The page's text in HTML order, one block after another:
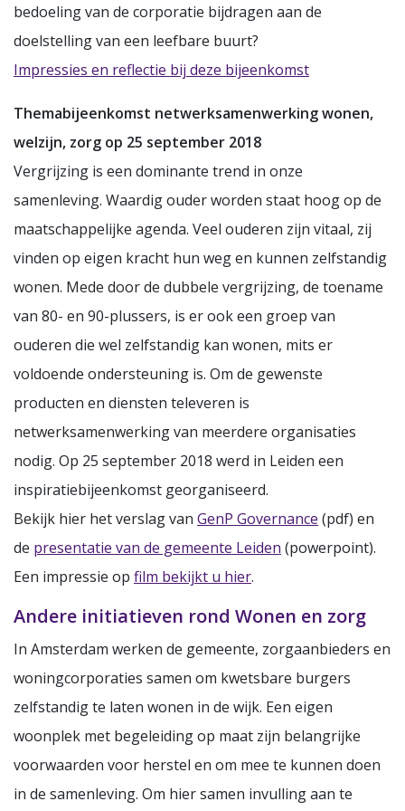
bedoeling van de corporatie bijdragen aan de
doelstelling van een leefbare buurt?
Impressies en reflectie bij deze bijeenkomst
Themabijeenkomst netwerksamenwerking wonen,
welzijn, zorg op 25 september 2018
Vergrijzing is een dominante trend in onze
samenleving. Waardig ouder worden staat hoog op de
maatschappelijke agenda. Veel ouderen zijn vitaal, zij
vinden op eigen kracht hun weg en kunnen zelfstandig
wonen. Mede door de dubbele vergrijzing, de toename
van 80- en 90-plussers, is er ook een groep van
ouderen die wel zelfstandig kan wonen, mits er
voldoende ondersteuning is. Om de gewenste
producten en diensten televeren is
netwerksamenwerking van meerdere organisaties
nodig. Op 25 september 2018 werd in Leiden een
inspiratiebijeenkomst georganiseerd.
Bekijk hier het verslag van GenP Governance (pdf) en
de presentatie van de gemeente Leiden (powerpoint).
Een impressie op film bekijkt u hier.
Andere initiatieven rond Wonen en zorg
In Amsterdam werken de gemeente, zorgaanbieders en
woningcorporaties samen om kwetsbare burgers
zelfstandig te laten wonen in de wijk. Een eigen
woonplek met begeleiding op maat zijn belangrijke
voorwaarden voor herstel en om mee te kunnen doen
in de samenleving. Om hier samen invulling aan te